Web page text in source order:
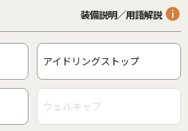
装備説明／用語解説
アイドリングストップ
ウェルキャブ